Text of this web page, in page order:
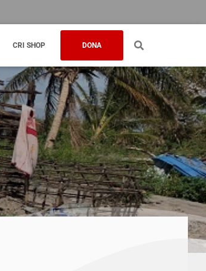
CRI SHOP DONA